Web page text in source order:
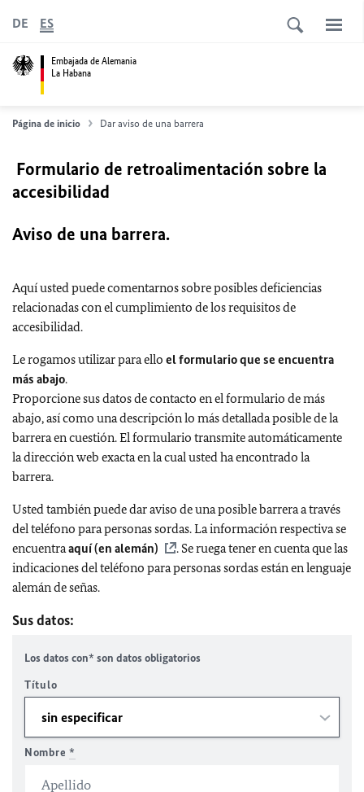
Embajada de Alemania
La Habana
DE ES
Página de inicio Dar aviso de una barrera
Formulario de retroalimentación sobre la
accesibilidad
Aviso de una barrera.
Aquí usted puede comentarnos sobre posibles deficiencias
relacionadas con el cumplimiento de los requisitos de
accesibilidad.
Le rogamos utilizar para ello el formulario que se encuentra
más abajo.
Proporcione sus datos de contacto en el formulario de más
abajo, así como una descripción lo más detallada posible de la
barrera en cuestión. El formulario transmite automáticamente
la dirección web exacta en la cual usted ha encontrado la
barrera.
Usted también puede dar aviso de una posible barrera a través
del teléfono para personas sordas. La información respectiva se
encuentraaquí (en alemán)
. Se ruega tener en cuenta que las
indicaciones del teléfono para personas sordas están en lenguaje
alemán de señas.
Sus datos:
Los datos con* son datos obligatorios
Título
Nombre *